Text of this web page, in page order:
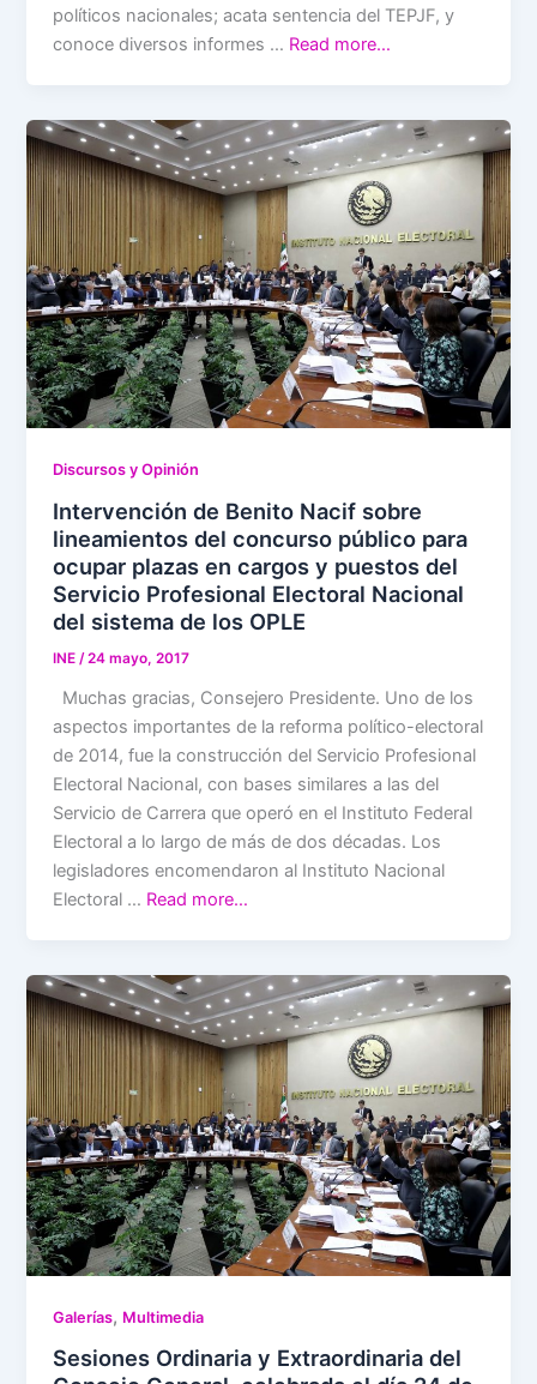
políticos nacionales; acata sentencia del TEPJF, y
conoce diversos informes … Read more…
Discursos y Opinión
Intervención de Benito Nacif sobre
lineamientos del concurso público para
ocupar plazas en cargos y puestos del
Servicio Profesional Electoral Nacional
del sistema de los OPLE
INE/24 mayo, 2017
Muchas gracias, Consejero Presidente. Uno de los
aspectos importantes de la reforma político-electoral
de 2014, fue la construcción del Servicio Profesional
Electoral Nacional, con bases similares a las del
Servicio de Carrera que operó en el Instituto Federal
Electoral a lo largo de más de dos décadas. Los
legisladores encomendaron al Instituto Nacional
Electoral … Read more…
Galerías, Multimedia
Sesiones Ordinaria y Extraordinaria del